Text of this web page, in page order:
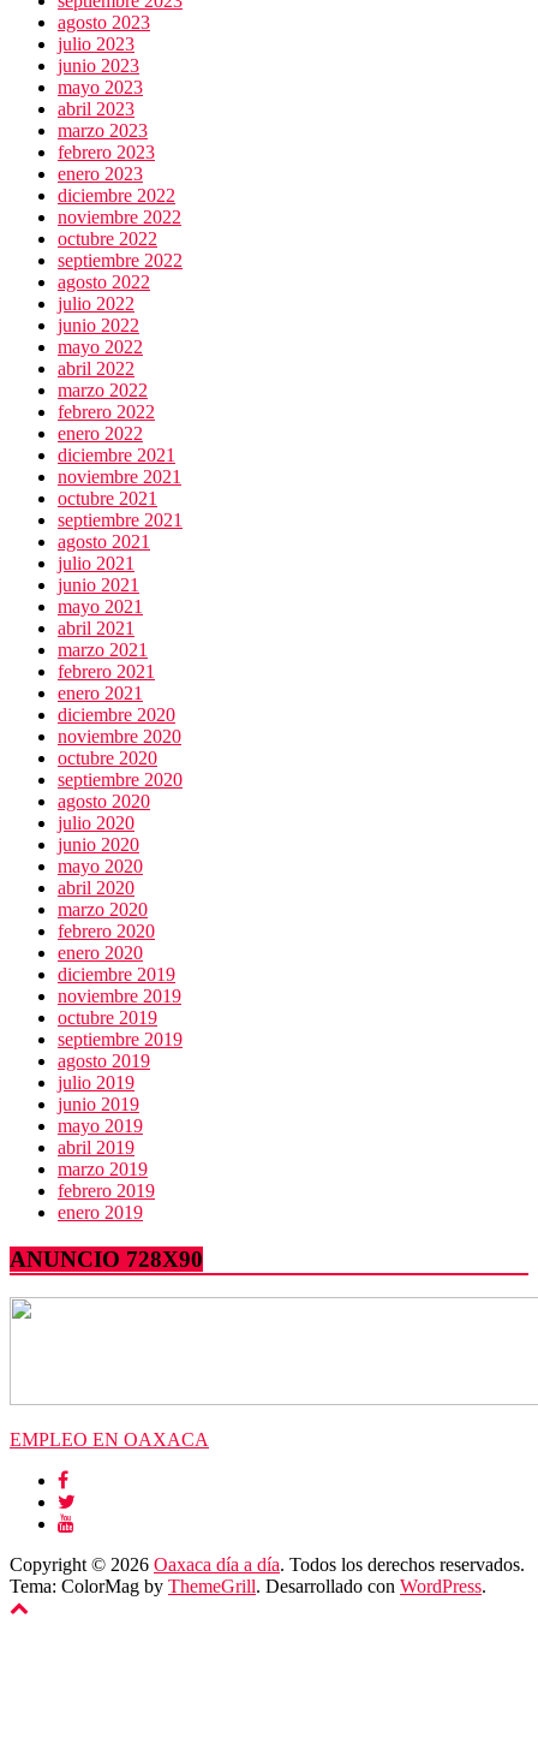
agosto 2023
julio 2023
junio 2023
mayo 2023
abril 2023
marzo 2023
febrero 2023
enero 2023
diciembre 2022
noviembre 2022
octubre 2022
septiembre 2022
agosto 2022
julio 2022
junio 2022
mayo 2022
abril 2022
marzo 2022
febrero 2022
enero 2022
diciembre 2021
noviembre 2021
octubre 2021
septiembre 2021
agosto 2021
julio 2021
junio 2021
mayo 2021
abril 2021
marzo 2021
febrero 2021
enero 2021
diciembre 2020
noviembre 2020
octubre 2020
septiembre 2020
agosto 2020
julio 2020
junio 2020
mayo 2020
abril 2020
marzo 2020
febrero 2020
enero 2020
diciembre 2019
noviembre 2019
octubre 2019
septiembre 2019
agosto 2019
julio 2019
junio 2019
mayo 2019
abril 2019
marzo 2019
febrero 2019
enero 2019
ANUNCIO 728X90
EMPLEO EN OAXACA
Copyright © 2026 Oaxaca día a día. Todos los derechos reservados.
Tema: ColorMag by ThemeGrill. Desarrollado con WordPress.